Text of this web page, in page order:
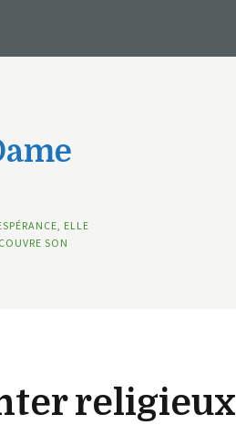
ELLE
SON
religieux